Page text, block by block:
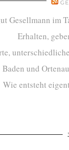
Gesellmann im
Erhalten,
Baden und
Wie entsteht